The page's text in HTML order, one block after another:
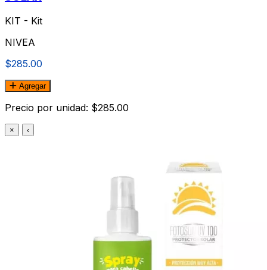
KIT - Kit
NIVEA
$285.00
Agregar
Precio por unidad: $285.00
× ‹